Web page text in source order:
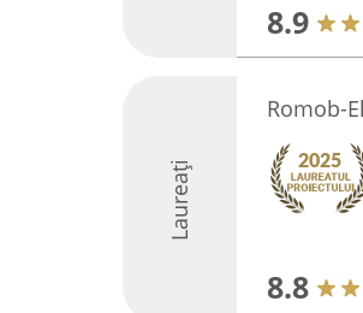
8.9
Laureați
Romob-
8.8